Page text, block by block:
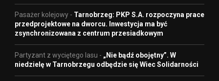
Pasażer kolejowy - Tarnobrzeg: PKP S.A. rozpoczyna prace
przedprojektowe na dworcu. Inwestycja ma być
zsynchronizowana z centrum przesiadkowym
Partyzant z wyciętego lasu - „Nie bądź obojętny”. W
niedzielę w Tarnobrzegu odbędzie się Wiec Solidarności